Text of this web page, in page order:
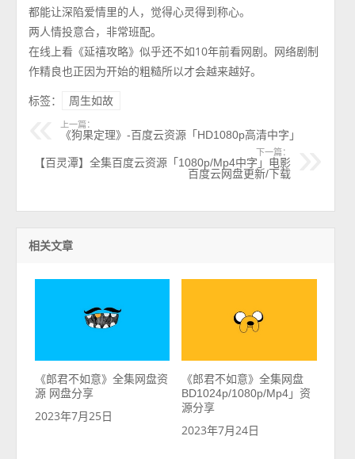
都能让深陷爱情里的人，觉得心灵得到称心。
两人情投意合，非常班配。
在线上看《延禧攻略》似乎还不如10年前看网剧。网络剧制
作精良也正因为开始的粗糙所以才会越来越好。
标签：
周生如故
上一篇：
《狗果定理》-百度云资源「HD1080p高清中字」
下一篇：
【百灵潭】全集百度云资源「1080p/Mp4中字」电影
百度云网盘更新/下载
相关文章
《郎君不如意》全集网盘资
源 网盘分享
2023年7月25日
《郎君不如意》全集网盘
BD1024p/1080p/Mp4」资
源分享
2023年7月24日